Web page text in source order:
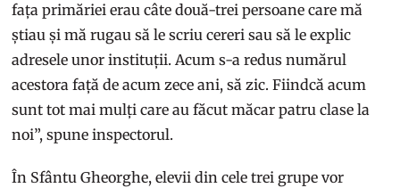
fața primăriei erau câte două-trei persoane care mă
știau și mă rugau să le scriu cereri sau să le explic
adresele unor instituții. Acum s-a redus numărul
acestora față de acum zece ani, să zic. Fiindcă acum
sunt tot mai mulți care au făcut măcar patru clase la
noi”, spune inspectorul.
În Sfântu Gheorghe, elevii din cele trei grupe vor